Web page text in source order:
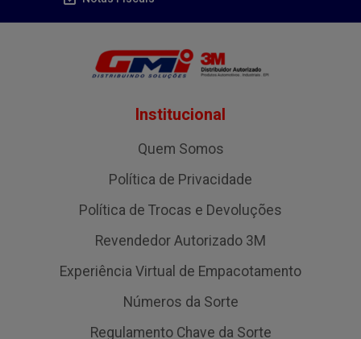
Institucional
Quem Somos
Política de Privacidade
Política de Trocas e Devoluções
Revendedor Autorizado 3M
Experiência Virtual de Empacotamento
Números da Sorte
Regulamento Chave da Sorte